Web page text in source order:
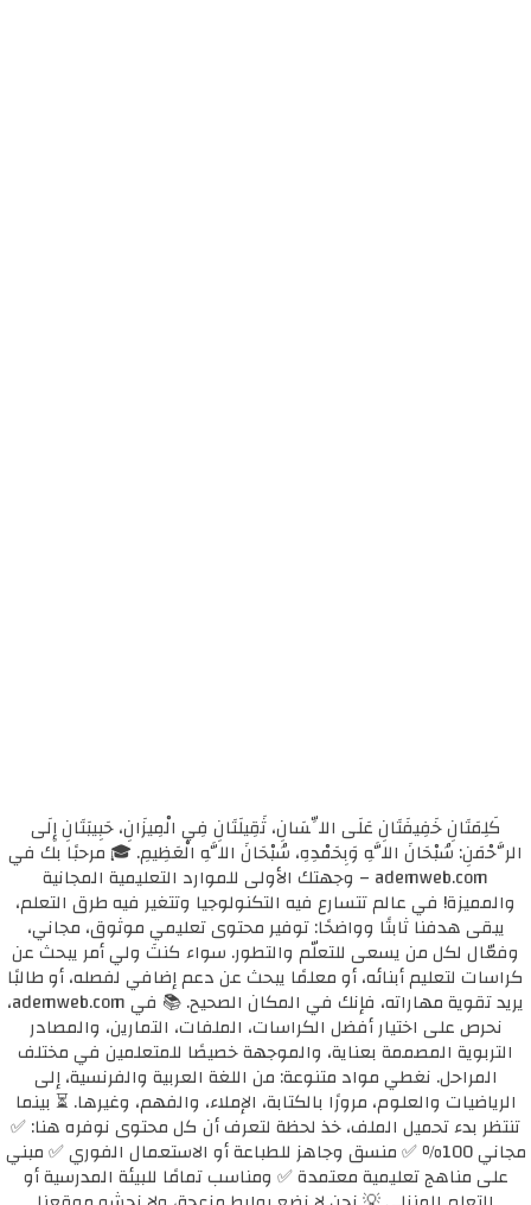
كَلِمَتَانِ خَفِيفَتَانِ عَلَى اللِّسَانِ، ثَقِيلَتَانِ فِي الْمِيزَانِ، حَبِيبَتَانِ إِلَى
الرَّحْمَنِ: سُبْحَانَ اللَّهِ وَبِحَمْدِهِ، سُبْحَانَ اللَّهِ الْعَظِيمِ. 🎓 مرحبًا بك في
ademweb.com – وجهتك الأولى للموارد التعليمية المجانية
والمميزة! في عالم تتسارع فيه التكنولوجيا وتتغير فيه طرق التعلم،
يبقى هدفنا ثابتًا وواضحًا: توفير محتوى تعليمي موثوق، مجاني،
وفعّال لكل من يسعى للتعلّم والتطور. سواء كنتَ ولي أمر يبحث عن
كراسات لتعليم أبنائه، أو معلمًا يبحث عن دعم إضافي لفصله، أو طالبًا
يريد تقوية مهاراته، فإنك في المكان الصحيح. 📚 في ademweb.com،
نحرص على اختيار أفضل الكراسات، الملفات، التمارين، والمصادر
التربوية المصممة بعناية، والموجهة خصيصًا للمتعلمين في مختلف
المراحل. نغطي مواد متنوعة: من اللغة العربية والفرنسية، إلى
الرياضيات والعلوم، مرورًا بالكتابة، الإملاء، والفهم، وغيرها. ⏳ بينما
تنتظر بدء تحميل الملف، خذ لحظة لتعرف أن كل محتوى نوفره هنا: ✅
مجاني 100٪ ✅ منسق وجاهز للطباعة أو الاستعمال الفوري ✅ مبني
على مناهج تعليمية معتمدة ✅ ومناسب تمامًا للبيئة المدرسية أو